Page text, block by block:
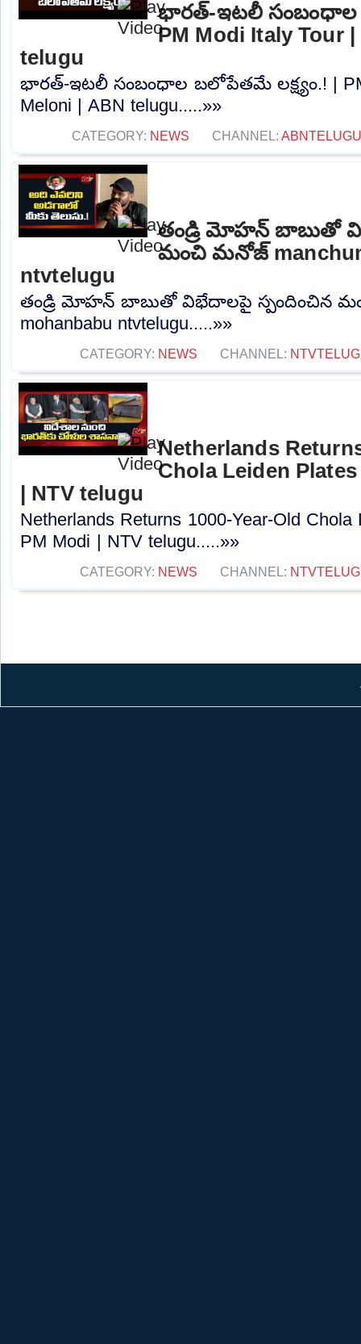
భారత్-ఇటలీ సంబంధాల
PM Modi Italy Tour
telugu
భారత్-ఇటలీ సంబంధాల బలోపేతమే లక్ష్యం.! | PM
Meloni | ABN telugu.....»»
CATEGORY: NEWS CHANNEL:
తండ్రి మోహన్ బాబుతో
మంచి మనోజ్
ntvtelugu
తండ్రి మోహన్ బాబుతో విభేదాలపై స్పందించిన
mohanbabu ntvtelugu.....»»
CATEGORY: NEWS CHANNEL:
Netherlands
Chola Leiden
| NTV telugu
Netherlands Returns 1000-Year-Old
PM Modi | NTV telugu.....»»
CATEGORY: NEWS CHANNEL: